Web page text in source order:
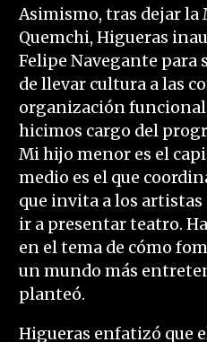
Asimismo, tras dejar la
Quemchi, Higueras
Felipe Navegante para
de llevar cultura a las
organización
hicimos cargo del
Mi hijo menor es el
medio es el que
que invita a los artistas
ir a presentar teatro.
en el tema de cómo
un mundo más
planteó.
Higueras enfatizó que